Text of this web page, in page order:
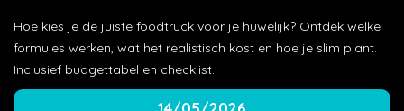
Hoe kies je de juiste foodtruck voor je huwelijk? Ontdek welke
formules werken, wat het realistisch kost en hoe je slim plant.
Inclusief budgettabel en checklist.